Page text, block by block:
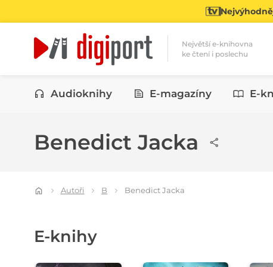
Největší e-knihovna
ke čtení i poslechu
Kategorie
Audioknihy E-magazíny E-
Benedict Jacka
Autoři B Benedict Jacka
E-knihy